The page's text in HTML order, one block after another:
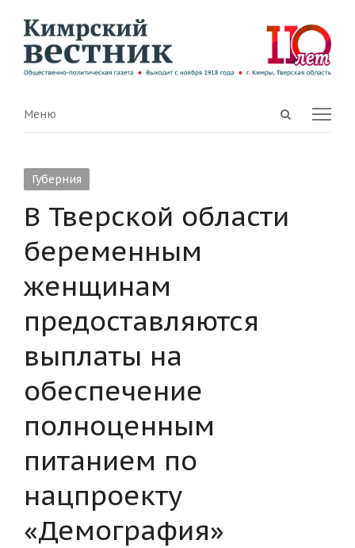
Open
Menu
Меню
Губерния
В Тверской области
беременным
женщинам
предоставляются
выплаты на
обеспечение
полноценным
питанием по
нацпроекту
«Демография»